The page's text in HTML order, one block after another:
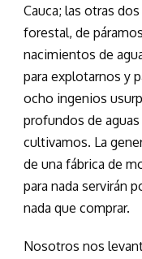
Cauca; las otras
forestal, de
nacimientos de
para explotarnos y
ocho ingenios
profundos de
cultivamos. La
de una fábrica de
para nada servirán
nada que comprar.
Nosotros nos